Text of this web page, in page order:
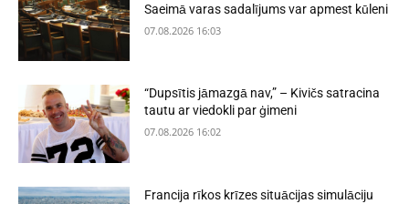
Saeimā varas sadalījums var apmest kūleni
07.08.2026 16:03
“Dupsītis jāmazgā nav,” – Kivičs satracina
tautu ar viedokli par ģimeni
07.08.2026 16:02
Francija rīkos krīzes situācijas simulāciju